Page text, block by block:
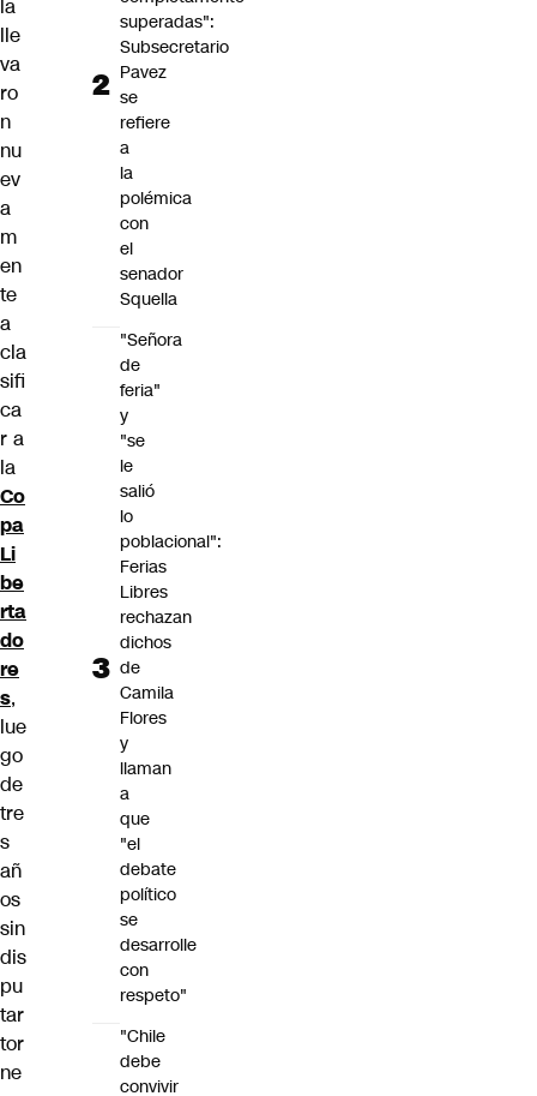
la
lle
va
ro
n
nu
ev
a
m
en
te
a
cla
sifi
ca
r a
la
Co
pa
Li
be
rta
do
re
s,
lue
go
de
tre
s
añ
os
sin
dis
pu
tar
tor
ne
superadas":
Subsecretario
Pavez
se
refiere
a
la
polémica
con
el
senador
Squella
"Señora
de
feria"
y
"se
le
salió
lo
poblacional":
Ferias
Libres
rechazan
dichos
de
Camila
Flores
y
llaman
a
que
"el
debate
político
se
desarrolle
con
respeto"
"Chile
debe
convivir